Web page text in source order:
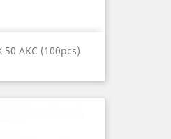
50 AKC (100pcs)